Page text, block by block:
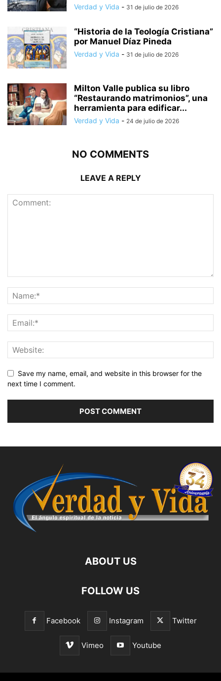
Verdad y Vida - 31 de julio de 2026
“Historia de la Teología Cristiana”
por Manuel Díaz Pineda
Verdad y Vida - 31 de julio de 2026
Milton Valle publica su libro
“Restaurando matrimonios”, una
herramienta para edificar...
Verdad y Vida - 24 de julio de 2026
NO COMMENTS
LEAVE A REPLY
Save my name, email, and website in this browser for the
next time I comment.
ABOUT US
FOLLOW US
Facebook Instagram Twitter
Vimeo Youtube